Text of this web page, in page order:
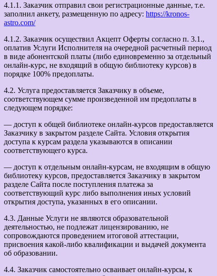
4.1.1. Заказчик отправил свои регистрационные данные, т.е.
заполнил анкету, размещенную по адресу: https://kronos-
astro.com/
4.1.2. Заказчик осуществил Акцепт Оферты согласно п. 3.1.,
оплатив Услуги Исполнителя на очередной расчетный период
в виде абонентской платы (либо единовременно за отдельный
онлайн-курс, не входящий в общую библиотеку курсов) в
порядке 100% предоплаты.
4.2. Услуга предоставляется Заказчику в объеме,
соответствующем сумме произведенной им предоплаты в
следующем порядке:
— доступ к общей библиотеке онлайн-курсов предоставляется
Заказчику в закрытом разделе Сайта. Условия открытия
доступа к курсам раздела указываются в описании
соответствующего курса.
— доступ к отдельным онлайн-курсам, не входящим в общую
библиотеку курсов, предоставляется Заказчику в закрытом
разделе Сайта после поступления платежа за
соответствующий курс либо выполнения иных условий
открытия доступа, указанных в его описании.
4.3. Данные Услуги не являются образовательной
деятельностью, не подлежат лицензированию, не
сопровождаются проведением итоговой аттестации,
присвоения какой-либо квалификации и выдачей документа
об образовании.
4.4. Заказчик самостоятельно осваивает онлайн-курсы, к